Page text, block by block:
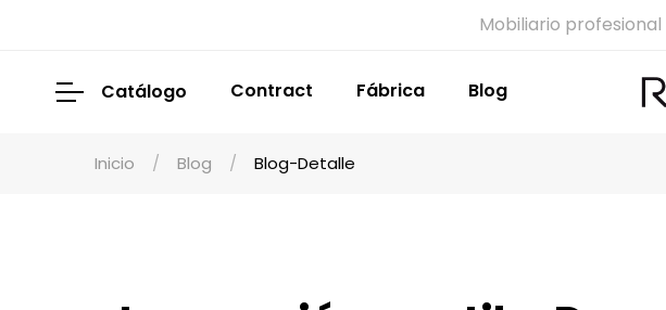
Mobiliario
Catálogo Contract Fábrica Blog
Inicio Blog Blog-Detalle